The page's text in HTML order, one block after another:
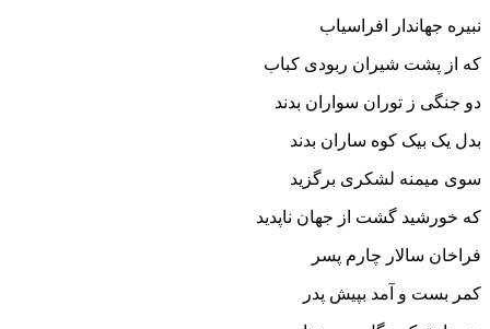
نبیره جهاندار افراسیاب
که از پشت شیران ربودى کباب‏
دو جنگى ز توران سواران بدند
بدل یک بیک کوه ساران بدند
سوى میمنه لشکرى برگزید
که خورشید گشت از جهان ناپدید
فراخان سالار چارم پسر
کمر بست و آمد بپیش پدر